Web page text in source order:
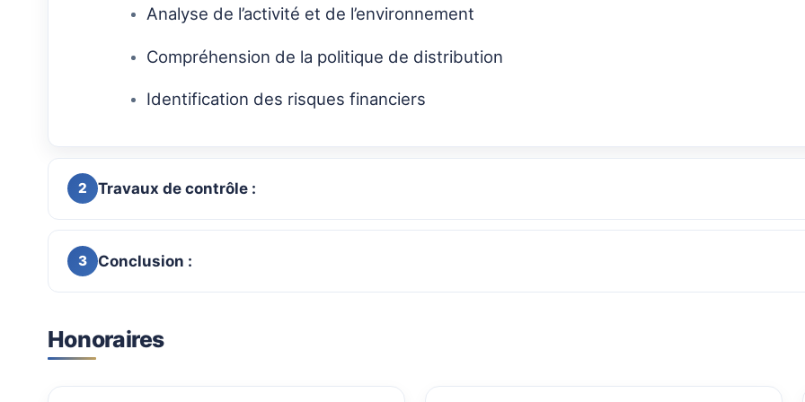
Analyse de l’activité et de l’environnement
Compréhension de la politique de distribution
Identification des risques financiers
2 Travaux de contrôle :
3 Conclusion :
Honoraires